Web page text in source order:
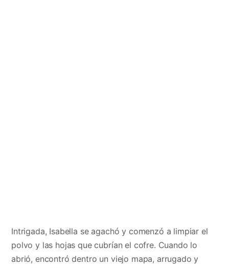
Intrigada, Isabella se agachó y comenzó a limpiar el
polvo y las hojas que cubrían el cofre. Cuando lo
abrió, encontró dentro un viejo mapa, arrugado y